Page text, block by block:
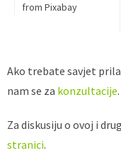
from Pixabay
Ako trebate savjet
nam se za konzultacije.
Za diskusiju o ovoj i
stranici.